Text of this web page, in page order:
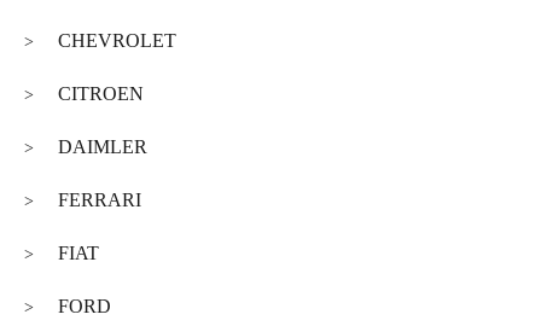
> CHEVROLET
> CITROEN
> DAIMLER
> FERRARI
> FIAT
> FORD